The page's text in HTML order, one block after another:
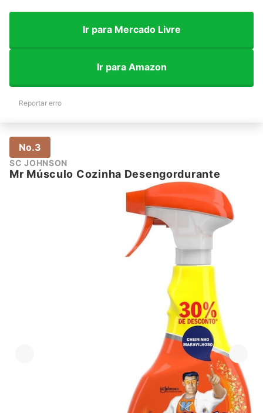
Ir para Mercado Livre
Ir para Amazon
Reportar erro
No.3
SC JOHNSON
Mr Músculo Cozinha Desengordurante